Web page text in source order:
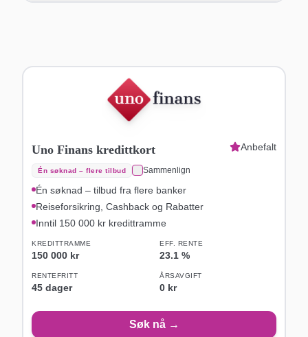
Uno Finans kredittkort
Én søknad – flere tilbud Sammenlign
Anbefalt
Én søknad – tilbud fra flere banker
Reiseforsikring, Cashback og Rabatter
Inntil 150 000 kr kredittramme
KREDITTRAMME
150 000 kr
EFF. RENTE
23.1 %
RENTEFRITT
45 dager
ÅRSAVGIFT
0 kr
Søk nå →